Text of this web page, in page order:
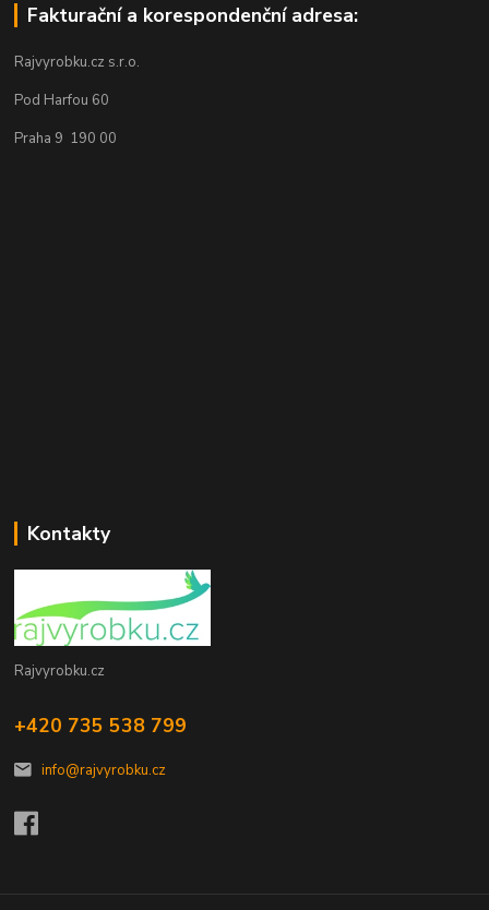
Fakturační a korespondenční adresa:
Rajvyrobku.cz s.r.o.
Pod Harfou 60
Praha 9 190 00
Kontakty
Rajvyrobku.cz
+420 735 538 799
info@rajvyrobku.cz